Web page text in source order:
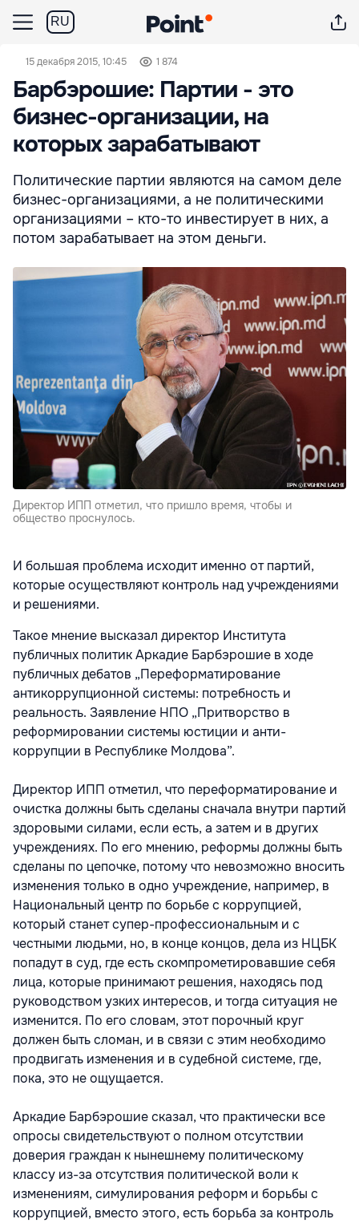
RU
15 декабря 2015, 10:45 1 874
Барбэрошие: Партии - это
бизнес-организации, на
которых зарабатывают
Политические партии являются на самом деле
бизнес-организациями, а не политическими
организациями – кто-то инвестирует в них, а
потом зарабатывает на этом деньги.
Директор ИПП отметил, что пришло время, чтобы и
общество проснулось.
И большая проблема исходит именно от партий,
которые осуществляют контроль над учреждениями
и решениями.
Такое мнение высказал директор Института
публичных политик Аркадие Барбэрошие в ходе
публичных дебатов „Переформатирование
антикоррупционной системы: потребность и
реальность. Заявление НПО „Притворство в
реформировании системы юстиции и анти-
коррупции в Республике Молдова”.
Директор ИПП отметил, что переформатирование и
очистка должны быть сделаны сначала внутри партий
здоровыми силами, если есть, а затем и в других
учреждениях. По его мнению, реформы должны быть
сделаны по цепочке, потому что невозможно вносить
изменения только в одно учреждение, например, в
Национальный центр по борьбе с коррупцией,
который станет супер-профессиональным и с
честными людьми, но, в конце концов, дела из НЦБК
попадут в суд, где есть скомпрометировавшие себя
лица, которые принимают решения, находясь под
руководством узких интересов, и тогда ситуация не
изменится. По его словам, этот порочный круг
должен быть сломан, и в связи с этим необходимо
продвигать изменения и в судебной системе, где,
пока, это не ощущается.
Аркадие Барбэрошие сказал, что практически все
опросы свидетельствуют о полном отсутствии
доверия граждан к нынешнему политическому
классу из-за отсутствия политической воли к
изменениям, симулирования реформ и борьбы с
коррупцией, вместо этого, есть борьба за контроль